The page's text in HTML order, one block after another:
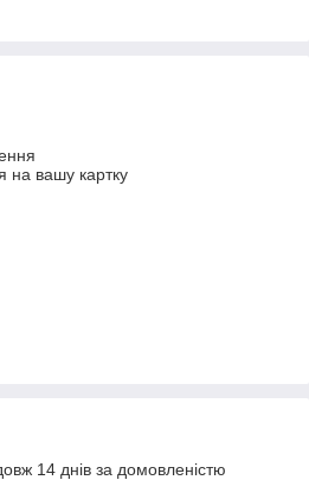
на вашу картку
14 днів за домовленістю